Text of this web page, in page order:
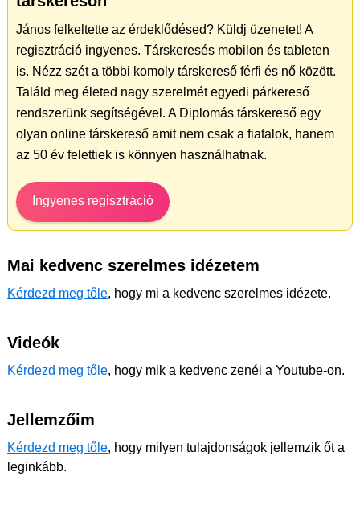
János felkeltette az érdeklődésed? Küldj üzenetet! A
regisztráció ingyenes. Társkeresés mobilon és tableten
is. Nézz szét a többi komoly társkereső férfi és nő között.
Találd meg életed nagy szerelmét egyedi párkereső
rendszerünk segítségével. A Diplomás társkereső egy
olyan online társkereső amit nem csak a fiatalok, hanem
az 50 év felettiek is könnyen használhatnak.
Ingyenes regisztráció
Mai kedvenc szerelmes idézetem
Kérdezd meg tőle, hogy mi a kedvenc szerelmes idézete.
Videók
Kérdezd meg tőle, hogy mik a kedvenc zenéi a Youtube-on.
Jellemzőim
Kérdezd meg tőle, hogy milyen tulajdonságok jellemzik őt a
leginkább.